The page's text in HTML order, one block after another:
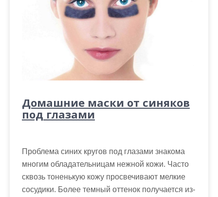
Домашние маски от синяков
под глазами
Проблема синих кругов под глазами знакома
многим обладательницам нежной кожи. Часто
сквозь тоненькую кожу просвечивают мелкие
сосудики. Более темный оттенок получается из-